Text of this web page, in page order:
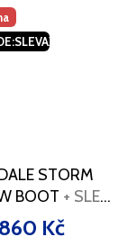
STORM
BOOT + SLEVA
KÓDEM
860 Kč